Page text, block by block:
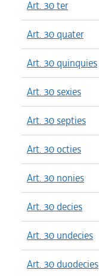
Art. 30 ter
Art. 30 quater
Art. 30 quinquies
Art. 30 sexies
Art. 30 septies
Art. 30 octies
Art. 30 nonies
Art. 30 decies
Art. 30 undecies
Art. 30 duodecies